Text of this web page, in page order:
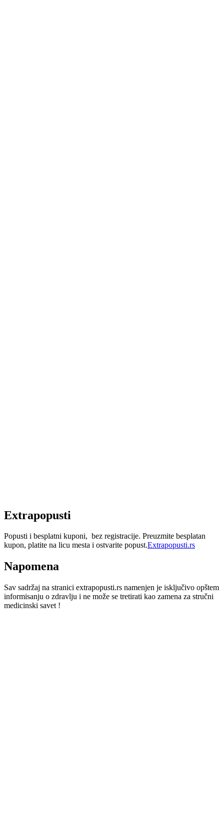
Extrapopusti
Popusti i besplatni kuponi, bez registracije. Preuzmite besplatan
kupon, platite na licu mesta i ostvarite popust.Extrapopusti.rs
Napomena
Sav sadržaj na stranici extrapopusti.rs namenjen je isključivo opštem
informisanju o zdravlju i ne može se tretirati kao zamena za stručni
medicinski savet !